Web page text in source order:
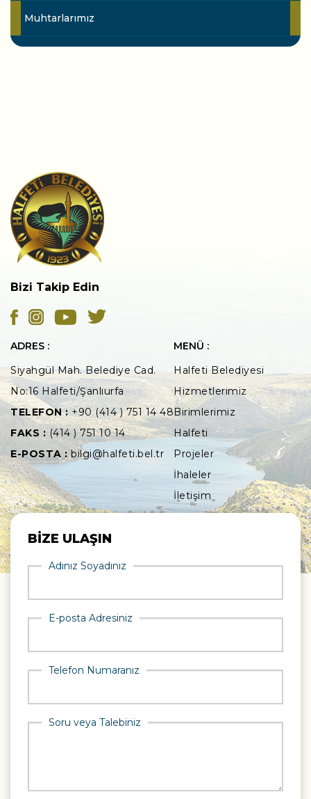
Muhtarlarımız
Bizi Takip Edin
ADRES :
Siyahgül Mah. Belediye Cad.
No:16 Halfeti/Şanlıurfa
TELEFON :+90 (414 ) 751 14 48
FAKS :(414 ) 751 10 14
E-POSTA :bilgi@halfeti.bel.tr
MENÜ :
Halfeti Belediyesi
Hizmetlerimiz
Birimlerimiz
Halfeti
Projeler
İhaleler
İletişim
BİZE ULAŞIN
Adınız Soyadınız
E-posta Adresiniz
Telefon Numaranız
Soru veya Talebiniz